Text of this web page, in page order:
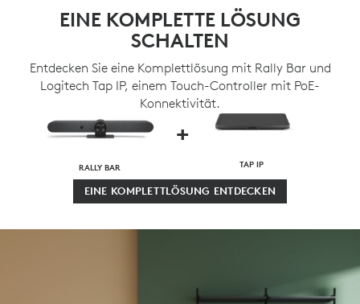
EINE KOMPLETTE LÖSUNG
SCHALTEN
Entdecken Sie eine Komplettlösung mit Rally Bar und
Logitech Tap IP, einem Touch-Controller mit PoE-
Konnektivität.
RALLY BAR
+
TAP IP
EINE KOMPLETTLÖSUNG ENTDECKEN